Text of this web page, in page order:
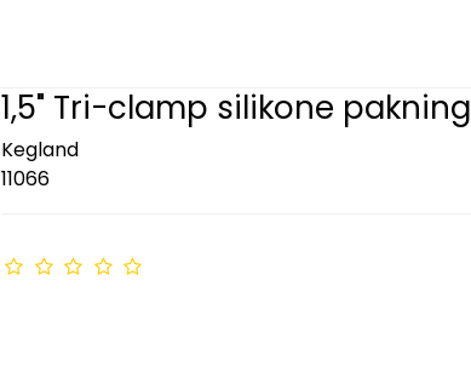
1,5" Tri-clamp silikone pakning
Kegland
11066